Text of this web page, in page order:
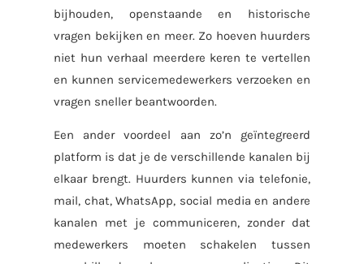
bijhouden, openstaande en historische
vragen bekijken en meer. Zo hoeven huurders
niet hun verhaal meerdere keren te vertellen
en kunnen servicemedewerkers verzoeken en
vragen sneller beantwoorden.
Een ander voordeel aan zo’n geïntegreerd
platform is dat je de verschillende kanalen bij
elkaar brengt. Huurders kunnen via telefonie,
mail, chat, WhatsApp, social media en andere
kanalen met je communiceren, zonder dat
medewerkers moeten schakelen tussen